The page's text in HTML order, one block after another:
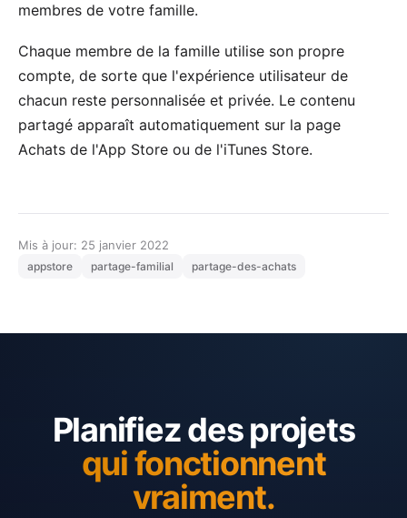
membres de votre famille.
Chaque membre de la famille utilise son propre
compte, de sorte que l'expérience utilisateur de
chacun reste personnalisée et privée. Le contenu
partagé apparaît automatiquement sur la page
Achats de l'App Store ou de l'iTunes Store.
Mis à jour: 25 janvier 2022
appstore partage-familial partage-des-achats
Planifiez des projets
qui fonctionnent
vraiment.